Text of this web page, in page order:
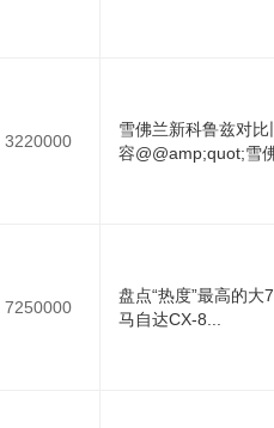
3220000
雪佛兰新科鲁兹对
容@@amp;quot;雪
7250000
盘点“热度”最高的
马自达CX-8...